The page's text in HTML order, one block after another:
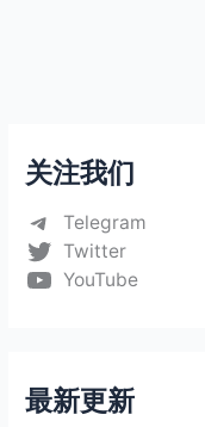
关注我们
Telegram
Twitter
YouTube
最新更新